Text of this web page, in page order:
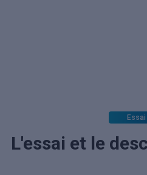
Essai
L'essai et le